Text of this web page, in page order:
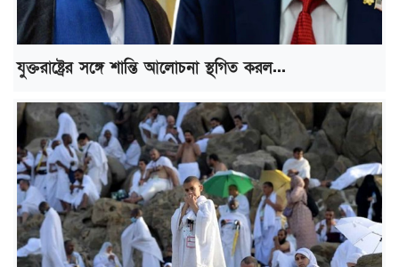
যুক্তরাষ্ট্রের সঙ্গে শান্তি আলোচনা স্থগিত করল...